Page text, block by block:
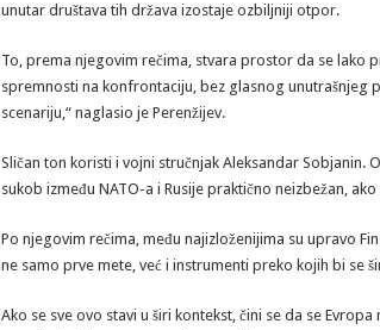
unutar društava tih država izostaje ozbiljniji otpor.
To, prema njegovim rečima, stvara prostor da se lako
spremnosti na konfrontaciju, bez glasnog unutrašnjeg
scenariju,“ naglasio je Perenžijev.
Sličan ton koristi i vojni stručnjak Aleksandar Sobjanin.
sukob između NATO-a i Rusije praktično neizbežan,
Po njegovim rečima, među najizloženijima su upravo
ne samo prve mete, već i instrumenti preko kojih bi se
Ako se sve ovo stavi u širi kontekst, čini se da se